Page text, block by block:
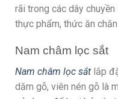
rãi trong các dây
thực phẩm, thức ăn chăn
Nam châm lọc sắt
Nam châm lọc sắt lắp
dăm gỗ, viên nén gỗ là